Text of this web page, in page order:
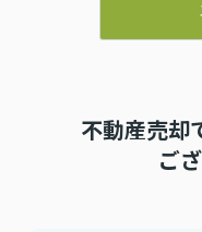
不動産売却
ご